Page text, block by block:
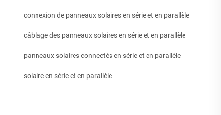
connexion de panneaux solaires en série et en parallèle
câblage des panneaux solaires en série et en parallèle
panneaux solaires connectés en série et en parallèle
solaire en série et en parallèle